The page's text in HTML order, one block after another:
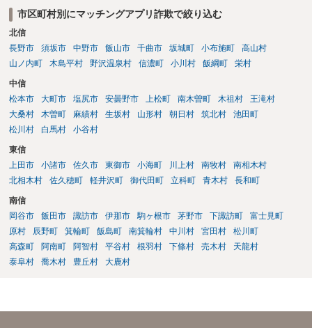
です。
市区町村別にマッチングアプリ詐欺で絞り込む
北信
長野市
須坂市 中野市 飯山市 千曲市 坂城町 小布施町
高山村
山ノ内町
木島平村 野沢温泉村 信濃町 小川村 飯綱町 栄村
中信
松本市
大町市 塩尻市 安曇野市 上松町 南木曽町 木祖村
王滝村
大桑村
木曽町 麻績村 生坂村 山形村 朝日村 筑北村
池田町
松川村
白馬村 小谷村
東信
上田市
小諸市 佐久市 東御市 小海町 川上村 南牧村
南相木村
北相木村
佐久穂町 軽井沢町 御代田町 立科町 青木村 長和町
南信
岡谷市
飯田市 諏訪市 伊那市 駒ヶ根市 茅野市 下諏訪町
富士見町
原村
辰野町 箕輪町 飯島町 南箕輪村 中川村 宮田村
松川町
高森町
阿南町 阿智村 平谷村 根羽村 下條村 売木村
天龍村
泰阜村
喬木村 豊丘村 大鹿村